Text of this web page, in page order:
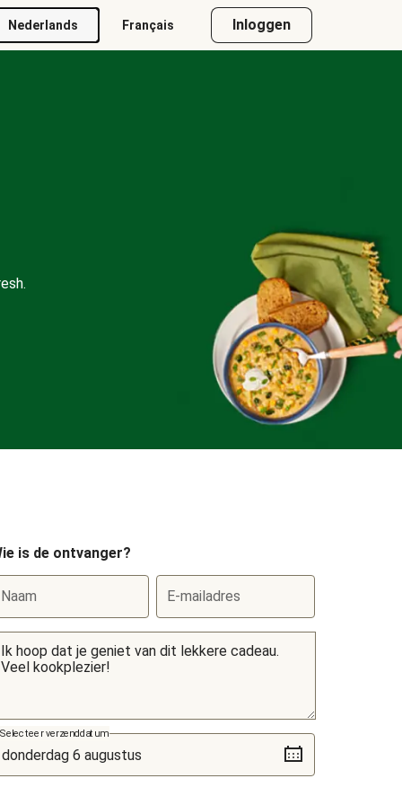
Nederlands Français Inloggen
is de ontvanger?
Naam E-mailadres
Selecteer verzenddatum